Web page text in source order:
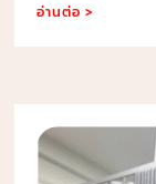
อ่านต่อ >